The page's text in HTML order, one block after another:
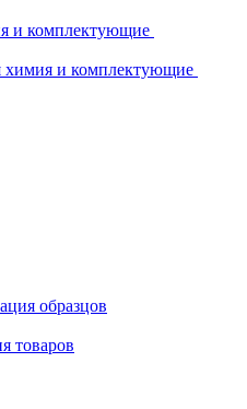
и комплектующие
химия и комплектующие
образцов
товаров